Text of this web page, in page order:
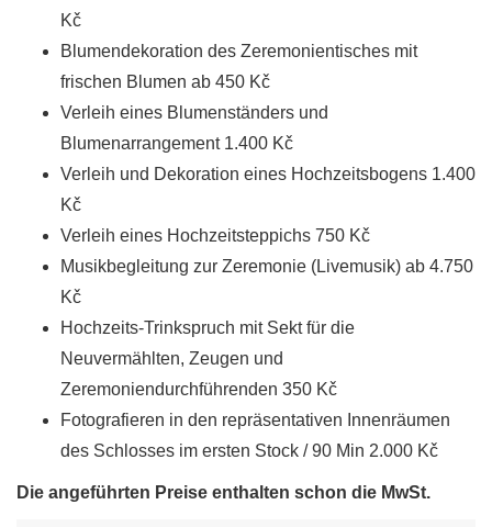
Kč
Blumendekoration des Zeremonientisches mit
frischen Blumen ab 450 Kč
Verleih eines Blumenständers und
Blumenarrangement 1.400 Kč
Verleih und Dekoration eines Hochzeitsbogens 1.400
Kč
Verleih eines Hochzeitsteppichs 750 Kč
Musikbegleitung zur Zeremonie (Livemusik) ab 4.750
Kč
Hochzeits-Trinkspruch mit Sekt für die
Neuvermählten, Zeugen und
Zeremoniendurchführenden 350 Kč
Fotografieren in den repräsentativen Innenräumen
des Schlosses im ersten Stock / 90 Min 2.000 Kč
Die angeführten Preise enthalten schon die MwSt.